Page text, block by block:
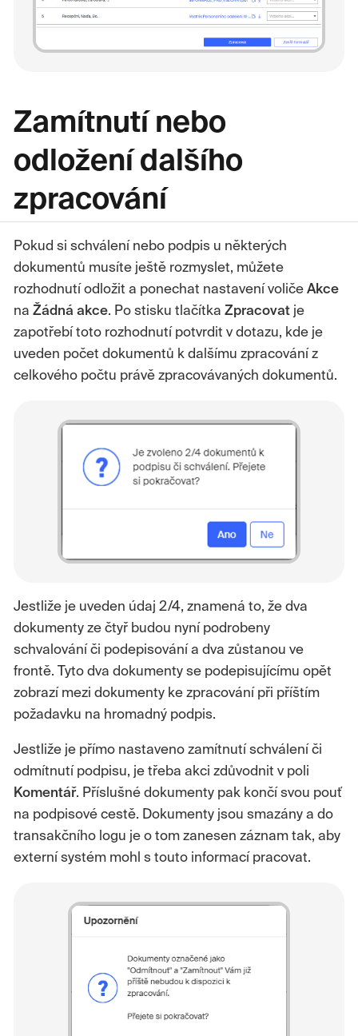
Zamítnutí nebo
odložení dalšího
zpracování
Pokud si schválení nebo podpis u některých
dokumentů musíte ještě rozmyslet, můžete
rozhodnutí odložit a ponechat nastavení voliče Akce
na Žádná akce. Po stisku tlačítka Zpracovat je
zapotřebí toto rozhodnutí potvrdit v dotazu, kde je
uveden počet dokumentů k dalšímu zpracování z
celkového počtu právě zpracovávaných dokumentů.
Jestliže je uveden údaj 2/4, znamená to, že dva
dokumenty ze čtyř budou nyní podrobeny
schvalování či podepisování a dva zůstanou ve
frontě. Tyto dva dokumenty se podepisujícímu opět
zobrazí mezi dokumenty ke zpracování při příštím
požadavku na hromadný podpis.
Jestliže je přímo nastaveno zamítnutí schválení či
odmítnutí podpisu, je třeba akci zdůvodnit v poli
Komentář. Příslušné dokumenty pak končí svou pouť
na podpisové cestě. Dokumenty jsou smazány a do
transakčního logu je o tom zanesen záznam tak, aby
externí systém mohl s touto informací pracovat.